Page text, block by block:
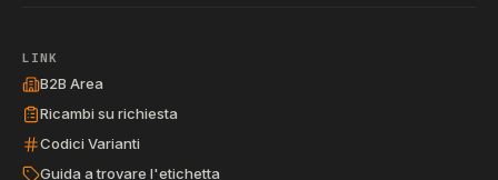
LINK
B2B Area
Ricambi su richiesta
Codici Varianti
Guida a trovare l'etichetta